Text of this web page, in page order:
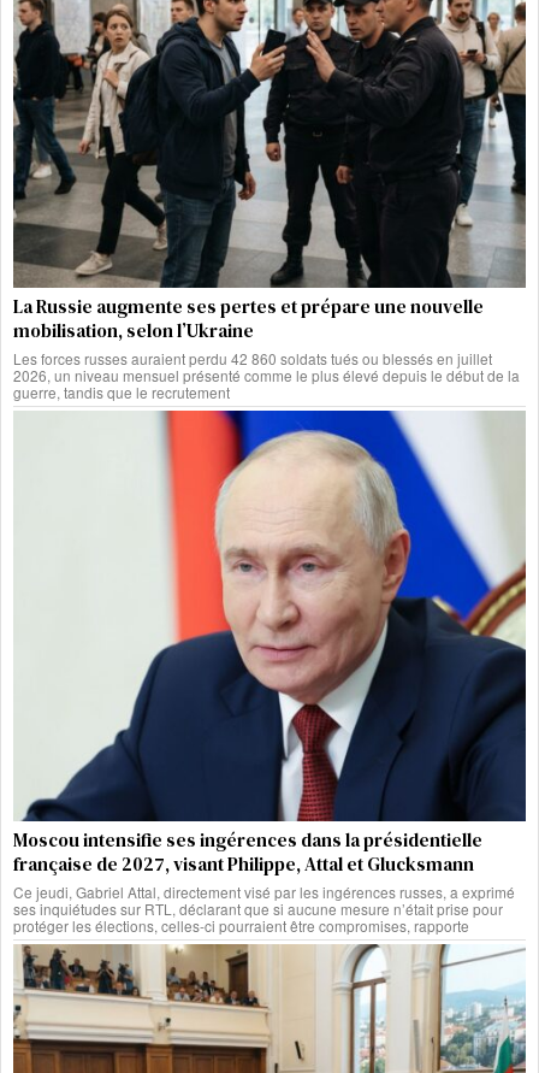
La Russie augmente ses pertes et prépare une nouvelle
mobilisation, selon l’Ukraine
Les forces russes auraient perdu 42 860 soldats tués ou blessés en juillet
2026, un niveau mensuel présenté comme le plus élevé depuis le début de la
guerre, tandis que le recrutement
Moscou intensifie ses ingérences dans la présidentielle
française de 2027, visant Philippe, Attal et Glucksmann
Ce jeudi, Gabriel Attal, directement visé par les ingérences russes, a exprimé
ses inquiétudes sur RTL, déclarant que si aucune mesure n’était prise pour
protéger les élections, celles-ci pourraient être compromises, rapporte